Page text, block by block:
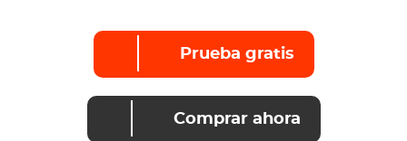
Prueba gratis
Comprar ahora